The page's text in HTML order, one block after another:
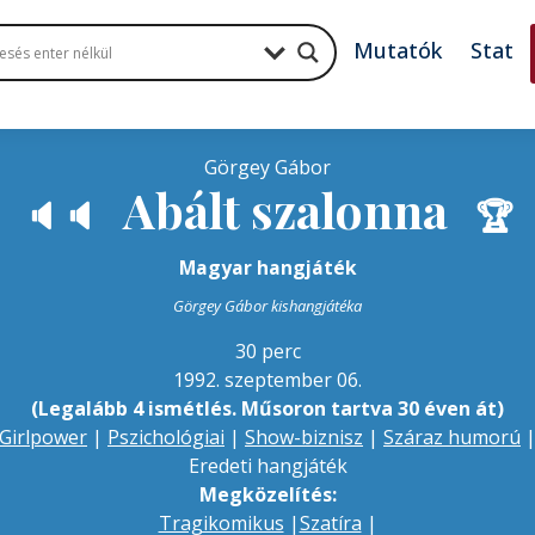
Mutatók Stat
Görgey Gábor
🔈 🔈 Abált szalonna 🏆
Magyar hangjáték
Görgey Gábor kishangjátéka
30 perc
1992. szeptember 06.
(Legalább 4 ismétlés. Műsoron tartva 30 éven át)
Girlpower | Pszichológiai | Show-biznisz | Száraz humorú |
Eredeti hangjáték
Megközelítés:
Tragikomikus |Szatíra |